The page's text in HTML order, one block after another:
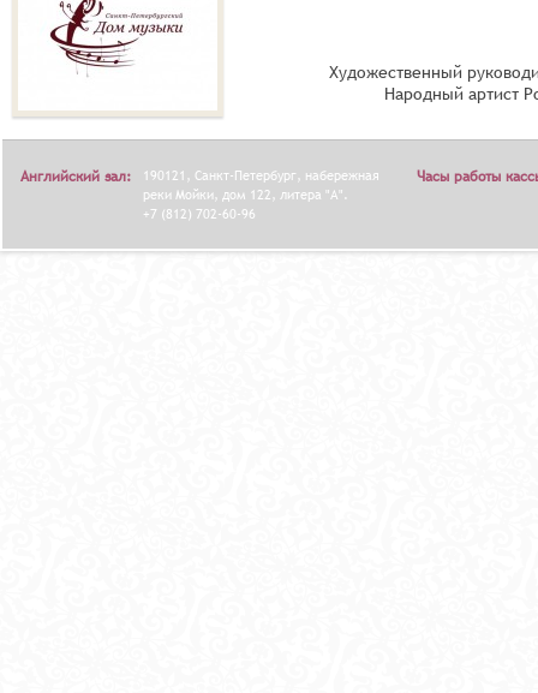
Художественный
Народный артист
Английский зал:
190121, Санкт-Петербург, набережная
реки Мойки, дом 122, литера "А".
+7 (812) 702-60-96
Часы работы